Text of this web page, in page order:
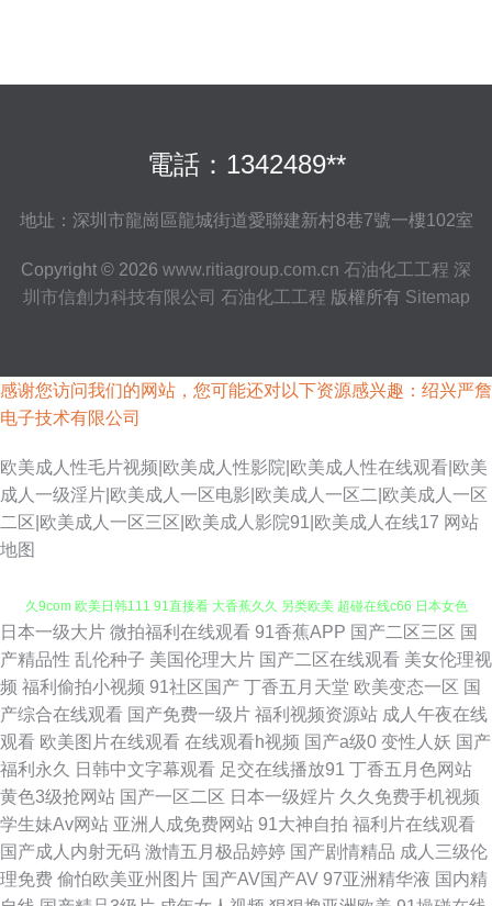
電話：1342489**
地址：深圳市龍崗區龍城街道愛聯建新村8巷7號一樓102室
Copyright © 2026 www.ritiagroup.com.cn 石油化工工程 深
圳市信創力科技有限公司 石油化工工程 版權所有 Sitemap
感谢您访问我们的网站，您可能还对以下资源感兴趣：绍兴严詹
电子技术有限公司
欧美成人性毛片视频|欧美成人性影院|欧美成人性在线观看|欧美
成人一级淫片|欧美成人一区电影|欧美成人一区二|欧美成人一区
二区|欧美成人一区三区|欧美成人影院91|欧美成人在线17 网站
地图
日韩精品免费 另类图片综合 欧州成人一三区 黑丝AV网 国产香蕉99 蜜芽久
久9com 欧美日韩111 91直接看 大香蕉久久 另类欧美 超碰在线c66 日本女色
色视频 老司机成人福利 亚洲黄色免费电影 91自慰 51视频网 国产日韩欧美足
交 av导航网站 超碰99热 亚洲国产aa 欧美另类女人男人 福利社123 五月天
91视频 青娱乐最新地址 欧美精品18 www91爱爱 亚洲日本色网扯 美女深夜
日本一级大片 微拍福利在线观看 91香蕉APP 国产二区三区 国
产精品性 乱伦种子 美国伦理大片 国产二区在线观看 美女伦理视
频 福利偷拍小视频 91社区国产 丁香五月天堂 欧美变态一区 国
产综合在线观看 国产免费一级片 福利视频资源站 成人午夜在线
观看 欧美图片在线观看 在线观看h视频 国产a级0 变性人妖 国产
福利永久
日韩中文字幕观看 足交在线播放91 丁香五月色网站
黄色3级抢网站 国产一区二区 日本一级婬片 久久免费手机视频
学生妹Av网站 亚洲人成免费网站 91大神自拍 福利片在线观看
国产成人内射无码 激情五月极品婷婷 国产剧情精品 成人三级伦
理免费 偷怕欧美亚州图片 国产AV国产AV 97亚洲精华液 国内精